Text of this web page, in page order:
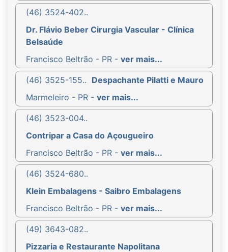
(46) 3524-402..
Dr. Flávio Beber Cirurgia Vascular - Clínica
Belsaúde
Francisco Beltrão - PR - ver mais...
(46) 3525-155.. Despachante Pilatti e Mauro
Marmeleiro - PR - ver mais...
(46) 3523-004..
Contripar a Casa do Açougueiro
Francisco Beltrão - PR - ver mais...
(46) 3524-680..
Klein Embalagens - Saibro Embalagens
Francisco Beltrão - PR - ver mais...
(49) 3643-082..
Pizzaria e Restaurante Napolitana